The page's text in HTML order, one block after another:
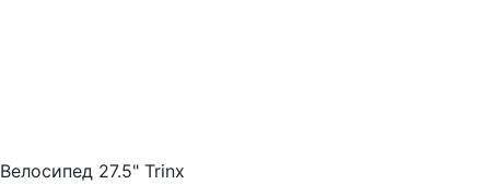
Велосипед 27.5" Trinx